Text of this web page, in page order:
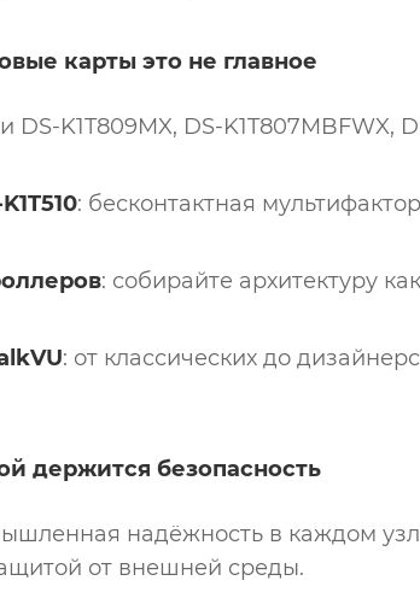
карты это не главное
DS-K1T809MX, DS-
: бесконтактная
: собирайте архитектуру
: от классических до
держится безопасность
надёжность в каждом
от внешней среды.